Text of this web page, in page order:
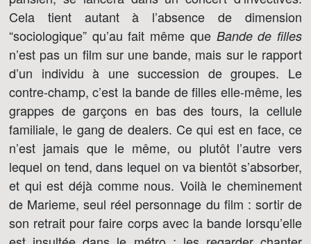
Cela tient autant à l’absence de dimension
“sociologique” qu’au fait même que Bande de filles
n’est pas un film sur une bande, mais sur le rapport
d’un individu à une succession de groupes. Le
contre-champ, c’est la bande de filles elle-même, les
grappes de garçons en bas des tours, la cellule
familiale, le gang de dealers. Ce qui est en face, ce
n’est jamais que le même, ou plutôt l’autre vers
lequel on tend, dans lequel on va bientôt s’absorber,
et qui est déjà comme nous. Voilà le cheminement
de Marieme, seul réel personnage du film : sortir de
son retrait pour faire corps avec la bande lorsqu’elle